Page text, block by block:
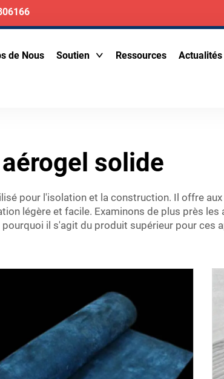
de Nous Soutien Ressources Actualités
aérogel solide
pour l'isolation et la construction. Il offre
légère et facile. Examinons de plus près les
il s'agit du produit supérieur pour ces